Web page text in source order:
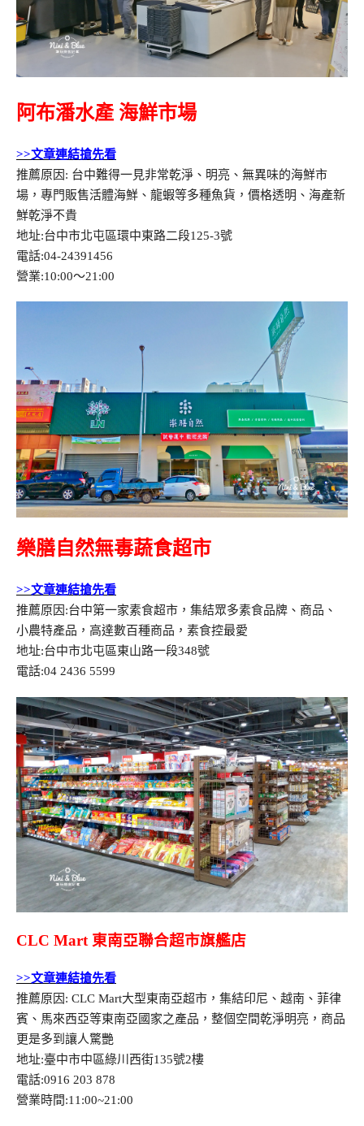
阿布潘水產 海鮮市場
>>文章連結搶先看
推薦原因: 台中難得一見非常乾淨、明亮、無異味的海鮮市
場，專門販售活體海鮮、龍蝦等多種魚貨，價格透明、海產新
鮮乾淨不貴
地址:台中市北屯區環中東路二段125-3號
電話:04-24391456
營業:10:00～21:00
樂膳自然無毒蔬食超市
>>文章連結搶先看
推薦原因:台中第一家素食超市，集結眾多素食品牌、商品、
小農特產品，高達數百種商品，素食控最愛
地址:台中市北屯區東山路一段348號
電話:04 2436 5599
CLC Mart 東南亞聯合超市旗艦店
>>文章連結搶先看
推薦原因: CLC Mart大型東南亞超市，集結印尼、越南、菲律
賓、馬來西亞等東南亞國家之產品，整個空間乾淨明亮，商品
更是多到讓人驚艷
地址:臺中市中區綠川西街135號2樓
電話:0916 203 878
營業時間:11:00~21:00